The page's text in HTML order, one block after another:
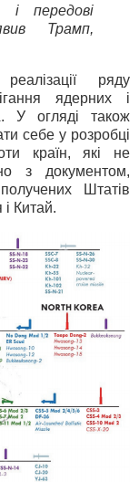
і передові
Трамп,
ряду
ядерних і
У огляді також
себе у розробці
країн, які не
з документом,
Штатів
і Китай.